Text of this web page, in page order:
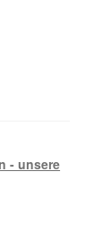
- unsere